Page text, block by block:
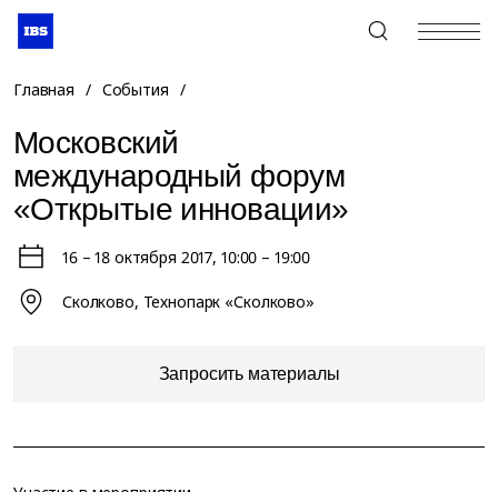
+7 (495) 967-80-80
Главная / События /
Московский
международный форум
«Открытые инновации»
16 – 18 октября 2017, 10:00 – 19:00
Сколково, Технопарк «Сколково»
Запросить материалы